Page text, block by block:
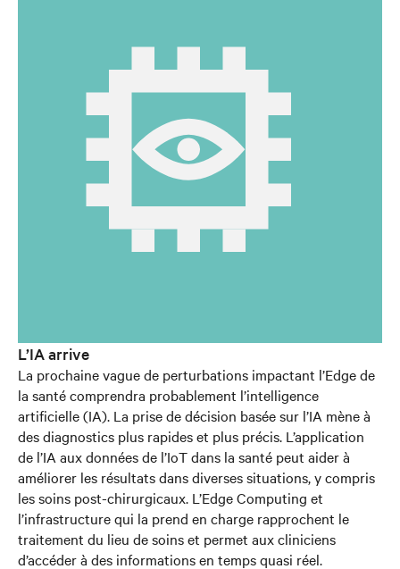
L’IA arrive
La prochaine vague de perturbations impactant l’Edge de
la santé comprendra probablement l’intelligence
artificielle (IA). La prise de décision basée sur l’IA mène à
des diagnostics plus rapides et plus précis. L’application
de l’IA aux données de l’IoT dans la santé peut aider à
améliorer les résultats dans diverses situations, y compris
les soins post-chirurgicaux. L’Edge Computing et
l’infrastructure qui la prend en charge rapprochent le
traitement du lieu de soins et permet aux cliniciens
d’accéder à des informations en temps quasi réel.